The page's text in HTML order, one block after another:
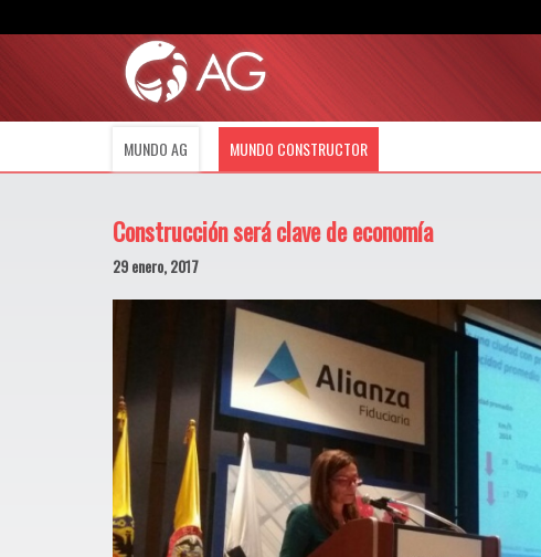
MUNDO
CONSTRUCTOR
MUNDO AG MUNDO CONSTRUCTOR
Construcción será clave de economía
29 enero, 2017